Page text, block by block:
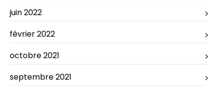
juin 2022
février 2022
octobre 2021
septembre 2021